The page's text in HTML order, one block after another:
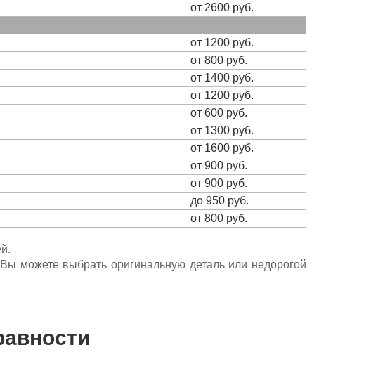
от 2600 руб.
от 1200 руб.
от 800 руб.
от 1400 руб.
от 1200 руб.
от 600 руб.
от 1300 руб.
от 1600 руб.
от 900 руб.
от 900 руб.
до 950 руб.
от 800 руб.
можете выбрать оригинальную деталь или недорогой